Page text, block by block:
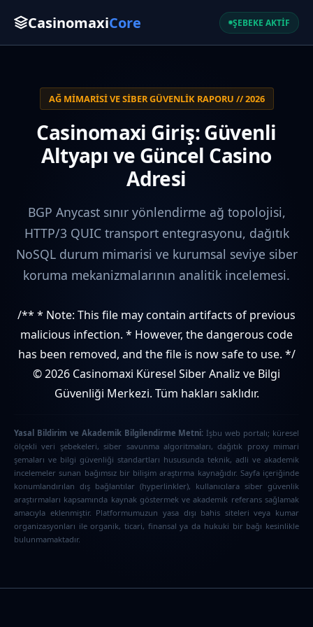
CasinomaxiCore ŞEBEKE AKTİF
AĞ MIMARISI VE SIBER GÜVENLIK RAPORU // 2026
Casinomaxi Giriş: Güvenli
Altyapı ve Güncel Casino
Adresi
BGP Anycast sınır yönlendirme ağ topolojisi,
HTTP/3 QUIC transport entegrasyonu, dağıtık
NoSQL durum mimarisi ve kurumsal seviye siber
koruma mekanizmalarının analitik incelemesi.
/** * Note: This file may contain artifacts of previous
malicious infection. * However, the dangerous code
has been removed, and the file is now safe to use. */
© 2026 Casinomaxi Küresel Siber Analiz ve Bilgi
Güvenliği Merkezi. Tüm hakları saklıdır.
Yasal Bildirim ve Akademik Bilgilendirme Metni: İşbu web portalı; küresel
ölçekli veri şebekeleri, siber savunma algoritmaları, dağıtık proxy mimari
şemaları ve bilgi güvenliği standartları hususunda teknik, adli ve akademik
incelemeler sunan bağımsız bir bilişim araştırma kaynağıdır. Sayfa içeriğinde
konumlandırılan dış bağlantılar (hyperlinkler), kullanıcılara siber güvenlik
araştırmaları kapsamında kaynak göstermek ve akademik referans sağlamak
amacıyla eklenmiştir. Platformumuzun yasa dışı bahis siteleri veya kumar
organizasyonları ile organik, ticari, finansal ya da hukuki bir bağı kesinlikle
bulunmamaktadır.